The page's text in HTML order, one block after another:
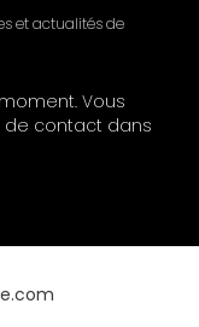
et actualités de
Vous
de contact dans